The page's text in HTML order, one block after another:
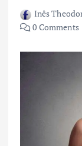
Inês
0 Comments